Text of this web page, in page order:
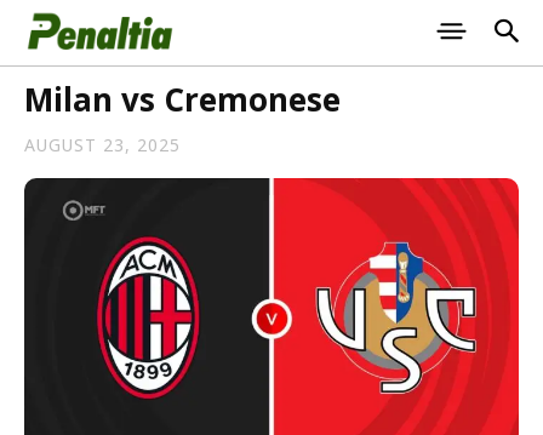
Milan vs Cremonese
AUGUST 23, 2025